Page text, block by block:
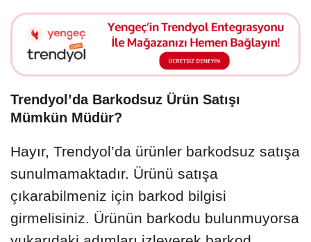
Trendyol’da Barkodsuz Ürün Satışı
Mümkün Müdür?
Hayır, Trendyol’da ürünler barkodsuz satışa
sunulmamaktadır. Ürünü satışa
çıkarabilmeniz için barkod bilgisi
girmelisiniz. Ürünün barkodu bulunmuyorsa